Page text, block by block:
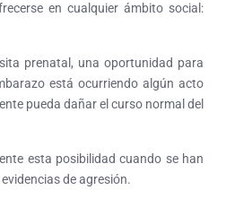
en cualquier ámbito social:
prenatal, una oportunidad para
está ocurriendo algún acto
pueda dañar el curso normal del
esta posibilidad cuando se han
de agresión.